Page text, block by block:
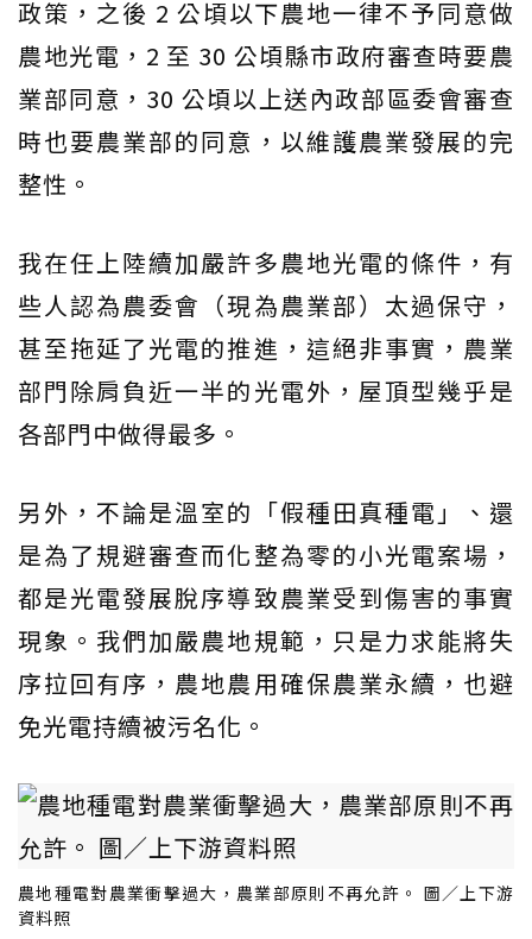
政策，之後 2 公頃以下農地一律不予同意做
農地光電，2 至 30 公頃縣市政府審查時要農
業部同意，30 公頃以上送內政部區委會審查
時也要農業部的同意，以維護農業發展的完
整性。
我在任上陸續加嚴許多農地光電的條件，有
些人認為農委會（現為農業部）太過保守，
甚至拖延了光電的推進，這絕非事實，農業
部門除肩負近一半的光電外，屋頂型幾乎是
各部門中做得最多。
另外，不論是溫室的「假種田真種電」、還
是為了規避審查而化整為零的小光電案場，
都是光電發展脫序導致農業受到傷害的事實
現象。我們加嚴農地規範，只是力求能將失
序拉回有序，農地農用確保農業永續，也避
免光電持續被污名化。
農地種電對農業衝擊過大，農業部原則不再允許。 圖／上下游
資料照